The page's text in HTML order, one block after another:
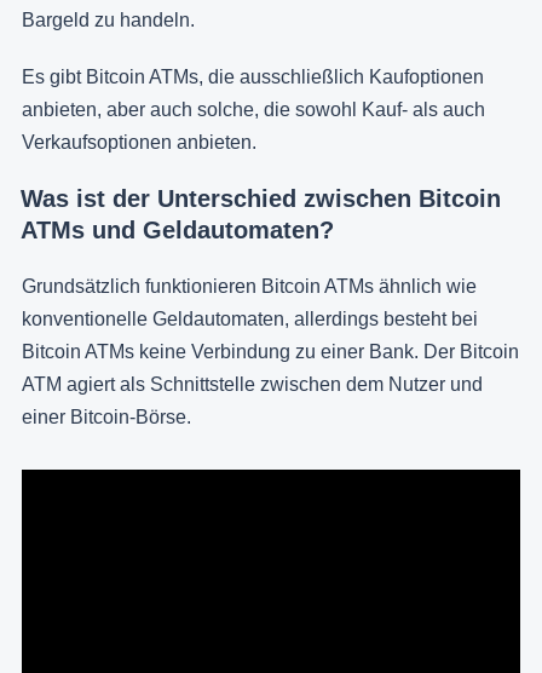
Bargeld zu handeln.
Es gibt Bitcoin ATMs, die ausschließlich Kaufoptionen
anbieten, aber auch solche, die sowohl Kauf- als auch
Verkaufsoptionen anbieten.
Was ist der Unterschied zwischen Bitcoin
ATMs und Geldautomaten?
Grundsätzlich funktionieren Bitcoin ATMs ähnlich wie
konventionelle Geldautomaten, allerdings besteht bei
Bitcoin ATMs keine Verbindung zu einer Bank. Der Bitcoin
ATM agiert als Schnittstelle zwischen dem Nutzer und
einer Bitcoin-Börse.